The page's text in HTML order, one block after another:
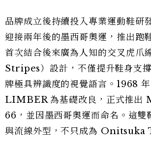
品牌成立後持續投入專業運動鞋研
迎接兩年後的墨西哥奧運，推出跑
首次結合後來廣為人知的交叉虎
Stripes）設計，不僅提升鞋身支
牌極具辨識度的視覺語言。1968
LIMBER 為基礎改良，正式推出
66，並因墨西哥奧運而命名。這雙
與流線外型，不只成為 Onitsuka